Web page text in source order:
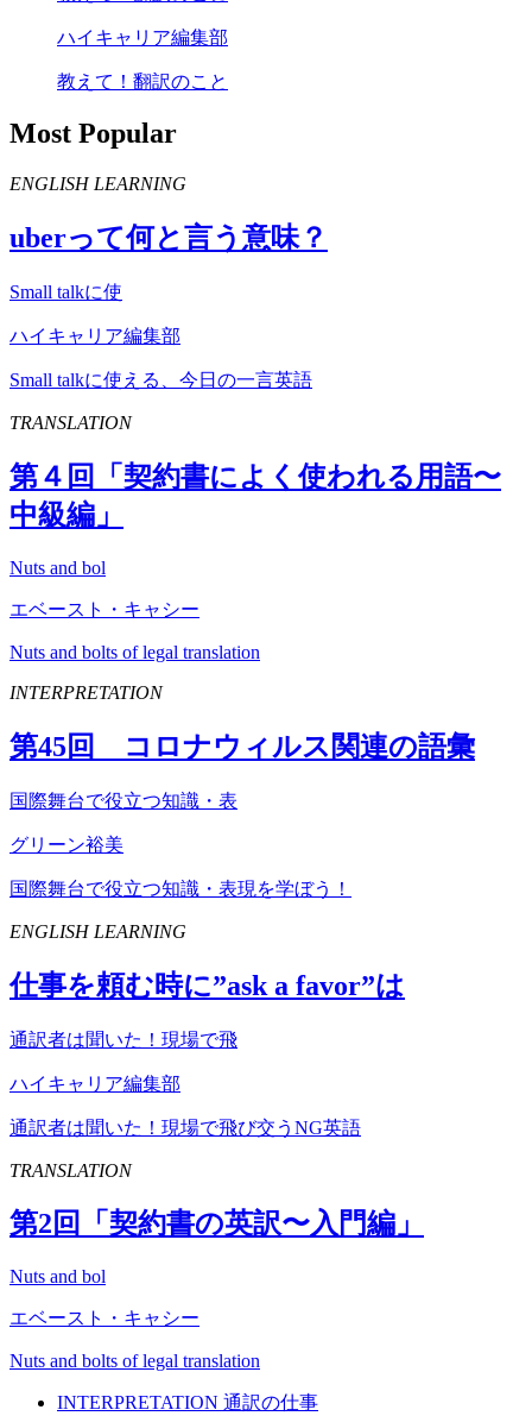
ハイキャリア編集部
教えて！翻訳のこと
Most Popular
ENGLISH LEARNING
uberって何と言う意味？
Small talkに使
ハイキャリア編集部
Small talkに使える、今日の一言英語
TRANSLATION
第４回「契約書によく使われる用語〜
中級編」
Nuts and bol
エベースト・キャシー
Nuts and bolts of legal translation
INTERPRETATION
第45回 コロナウィルス関連の語彙
国際舞台で役立つ知識・表
グリーン裕美
国際舞台で役立つ知識・表現を学ぼう！
ENGLISH LEARNING
仕事を頼む時に”ask a favor”は
通訳者は聞いた！現場で飛
ハイキャリア編集部
通訳者は聞いた！現場で飛び交うNG英語
TRANSLATION
第2回「契約書の英訳〜入門編」
Nuts and bol
エベースト・キャシー
Nuts and bolts of legal translation
INTERPRETATION 通訳の仕事